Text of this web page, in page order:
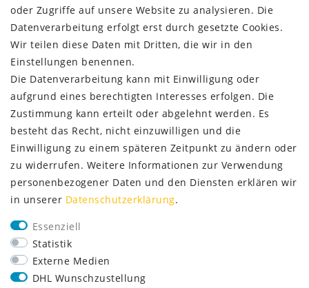
ZAHLUNG & VERSAND
SERVICE
Lieferung nur 2,95 €
Rücksendung kostenfrei
14 Tage Rückgaberecht
Kurze Lieferzeit
oder Zugriffe auf unsere Website zu analysieren. Die
Datenverarbeitung erfolgt erst durch gesetzte Cookies.
Wir teilen diese Daten mit Dritten, die wir in den
Einstellungen benennen.
Die Datenverarbeitung kann mit Einwilligung oder
aufgrund eines berechtigten Interesses erfolgen. Die
Zustimmung kann erteilt oder abgelehnt werden. Es
besteht das Recht, nicht einzuwilligen und die
Einwilligung zu einem späteren Zeitpunkt zu ändern oder
zu widerrufen. Weitere Informationen zur Verwendung
personenbezogener Daten und den Diensten erklären wir
in unserer Daten­schutz­erklärung.
Essenziell
Statistik
Externe Medien
DHL Wunschzustellung